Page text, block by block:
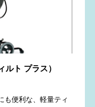
ルト プラス）
も便利な、軽量ティ